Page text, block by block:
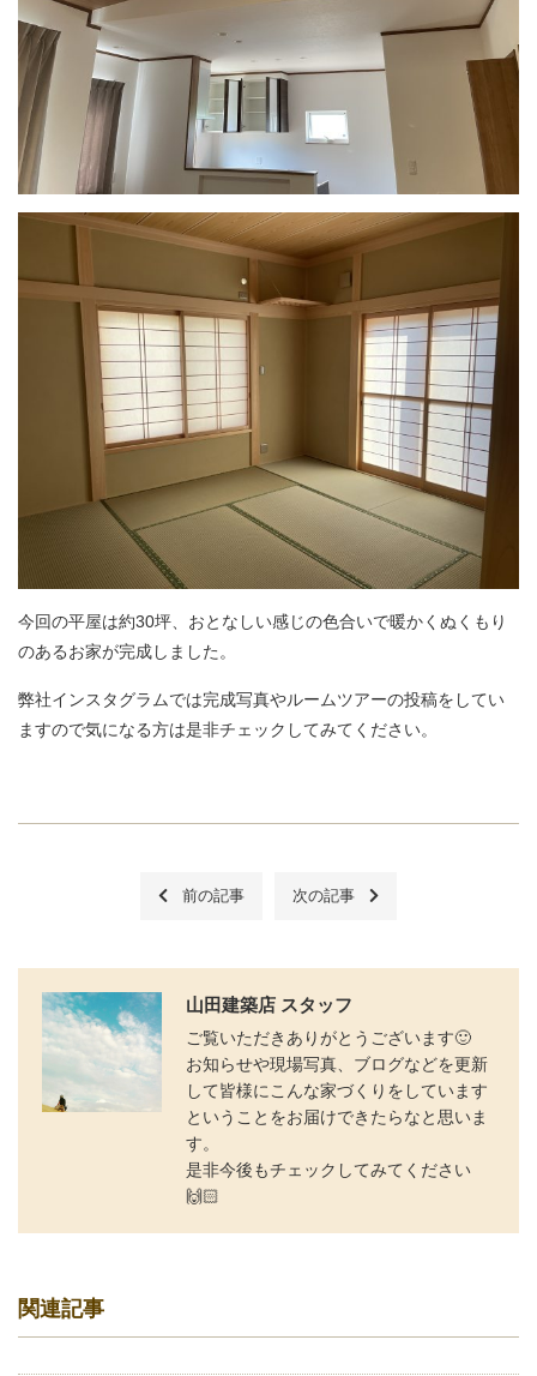
今回の平屋は約30坪、おとなしい感じの色合いで暖かくぬくもり
のあるお家が完成しました。
弊社インスタグラムでは完成写真やルームツアーの投稿をしてい
ますので気になる方は是非チェックしてみてください。
前の記事 次の記事
山田建築店 スタッフ
ご覧いただきありがとうございます🙂
お知らせや現場写真、ブログなどを更新
して皆様にこんな家づくりをしています
ということをお届けできたらなと思いま
す。
是非今後もチェックしてみてください
🙌🏻
関連記事